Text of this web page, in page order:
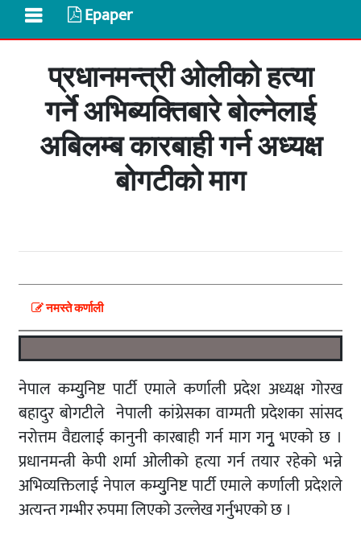
Epaper
प्रधानमन्त्री ओलीको हत्या
गर्ने अभिब्यक्तिबारे बोल्नेलाई
अबिलम्ब कारबाही गर्न अध्यक्ष
बोगटीको माग
नमस्ते कर्णाली
नेपाल कम्युुनिष्ट पार्टी एमाले कर्णाली प्रदेश अध्यक्ष गोरख
बहादुर बोगटीले नेपाली कांग्रेसका वाग्मती प्रदेशका सांसद
नरोत्तम वैद्यलाई कानुनी कारबाही गर्न माग गनुृ भएकाे छ ।
प्रधानमन्त्री केपी शर्मा ओलीको हत्या गर्न तयार रहेको भन्ने
अभिव्यक्तिलाई नेपाल कम्युुनिष्ट पार्टी एमाले कर्णाली प्रदेशले
अत्यन्त गम्भीर रुपमा लिएको उल्लेख गर्नुभएको छ ।